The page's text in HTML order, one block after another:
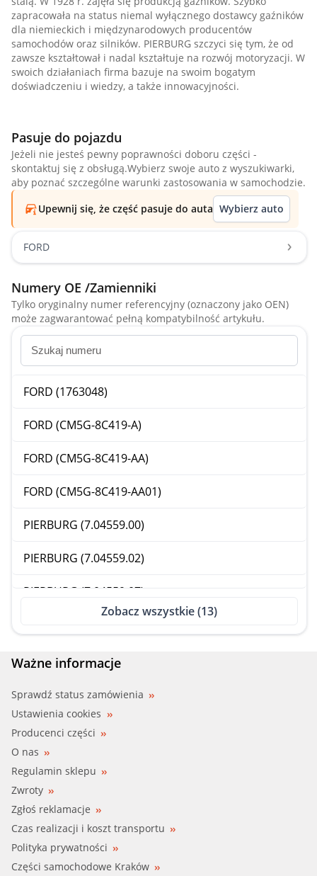
zapracowała na status niemal wyłącznego dostawcy gaźników
dla niemieckich i międzynarodowych producentów
samochodów oraz silników. PIERBURG szczyci się tym, że od
zawsze kształtował i nadal kształtuje na rozwój motoryzacji. W
swoich działaniach firma bazuje na swoim bogatym
doświadczeniu i wiedzy, a także innowacyjności.
Pasuje do pojazdu
Jeżeli nie jesteś pewny poprawności doboru części -
skontaktuj się z obsługą.Wybierz swoje auto z wyszukiwarki,
aby poznać szczególne warunki zastosowania w samochodzie.
Upewnij się, że część pasuje do auta Wybierz auto
FORD
Numery OE /Zamienniki
Tylko oryginalny numer referencyjny (oznaczony jako OEN)
może zagwarantować pełną kompatybilność artykułu.
FORD (1763048)
FORD (CM5G-8C419-A)
FORD (CM5G-8C419-AA)
FORD (CM5G-8C419-AA01)
PIERBURG (7.04559.00)
PIERBURG (7.04559.02)
PIERBURG (7.04559.07)
PIERBURG (70455902)
PIERBURG (70455907)
PIERBURG (704559020)
PIERBURG (704559070)
Zobacz wszystkie (13)
Ważne informacje
Sprawdź status zamówienia
Ustawienia cookies
Producenci części
O nas
Regulamin sklepu
Zwroty
Zgłoś reklamacje
Czas realizacji i koszt transportu
Polityka prywatności
Części samochodowe Kraków